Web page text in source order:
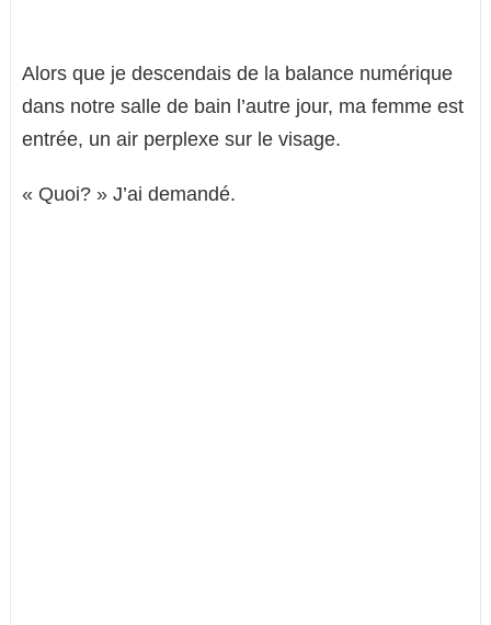
Alors que je descendais de la balance numérique
dans notre salle de bain l’autre jour, ma femme est
entrée, un air perplexe sur le visage.
« Quoi? » J’ai demandé.